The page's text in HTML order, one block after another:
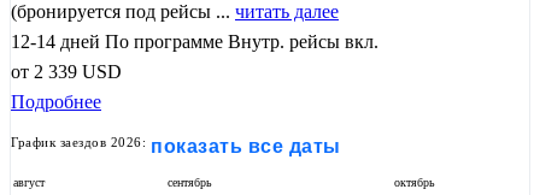
(бронируется под рейсы ... читать далее
12-14 дней По программе Внутр. рейсы вкл.
от 2 339 USD
Подробнее
График заездов 2026: показать все даты
август сентябрь октябрь